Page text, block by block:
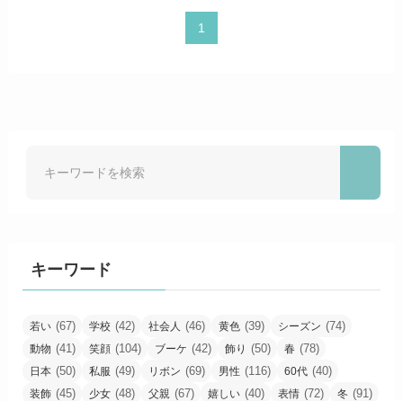
1
キーワード
若い (67) 学校 (42) 社会人 (46) 黄色 (39) シーズン (74)
動物 (41) 笑顔 (104) ブーケ (42) 飾り (50) 春 (78)
日本 (50) 私服 (49) リボン (69) 男性 (116) 60代 (40)
装飾 (45) 少女 (48) 父親 (67) 嬉しい (40) 表情 (72) 冬 (91)